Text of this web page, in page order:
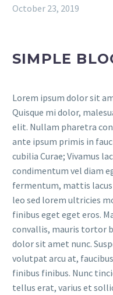
October 23, 2019
SIMPLE
Lorem ipsum dolor sit
Quisque mi dolor,
elit. Nullam pharetra
ante ipsum primis in
cubilia Curae; Vivamus
condimentum vel diam
fermentum, mattis
leo sed lorem ultricies
finibus eget eget eros.
convallis, mauris tortor
dolor sit amet nunc.
volutpat arcu at,
finibus finibus. Nunc
tellus erat, varius et